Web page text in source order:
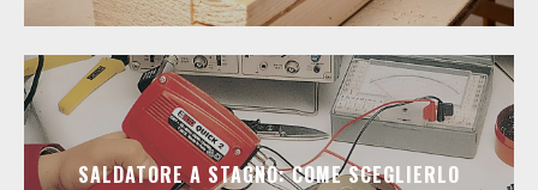
SALDATORE A STAGNO: COME SCEGLIERLO